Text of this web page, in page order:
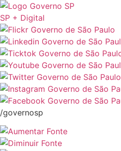
SP + Digital
/governosp